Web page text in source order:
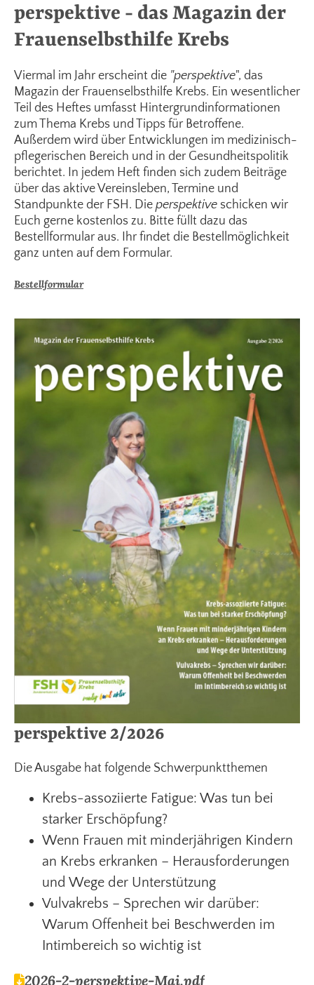
perspektive - das Magazin der
Frauenselbsthilfe Krebs
Viermal im Jahr erscheint die "perspektive", das
Magazin der Frauenselbsthilfe Krebs. Ein wesentlicher
Teil des Heftes umfasst Hintergrundinformationen
zum Thema Krebs und Tipps für Betroffene.
Außerdem wird über Entwicklungen im medizinisch-
pflegerischen Bereich und in der Gesundheitspolitik
berichtet. In jedem Heft finden sich zudem Beiträge
über das aktive Vereinsleben, Termine und
Standpunkte der FSH. Die perspektive schicken wir
Euch gerne kostenlos zu. Bitte füllt dazu das
Bestellformular aus. Ihr findet die Bestellmöglichkeit
ganz unten auf dem Formular.
Bestellformular
perspektive 2/2026
Die Ausgabe hat folgende Schwerpunktthemen
Krebs-assoziierte Fatigue: Was tun bei
starker Erschöpfung?
Wenn Frauen mit minderjährigen Kindern
an Krebs erkranken – Herausforderungen
und Wege der Unterstützung
Vulvakrebs – Sprechen wir darüber:
Warum Offenheit bei Beschwerden im
Intimbereich so wichtig ist
2026-2-perspektive-Mai.pdf